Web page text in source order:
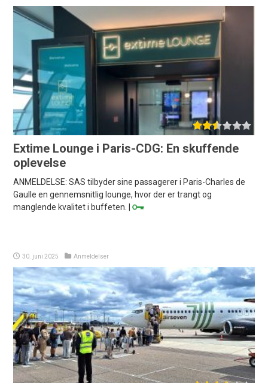
Extime Lounge i Paris-CDG: En skuffende
oplevelse
ANMELDELSE: SAS tilbyder sine passagerer i Paris-Charles de
Gaulle en gennemsnitlig lounge, hvor der er trangt og
manglende kvalitet i buffeten. |
30. juni 2025 Anmeldelser